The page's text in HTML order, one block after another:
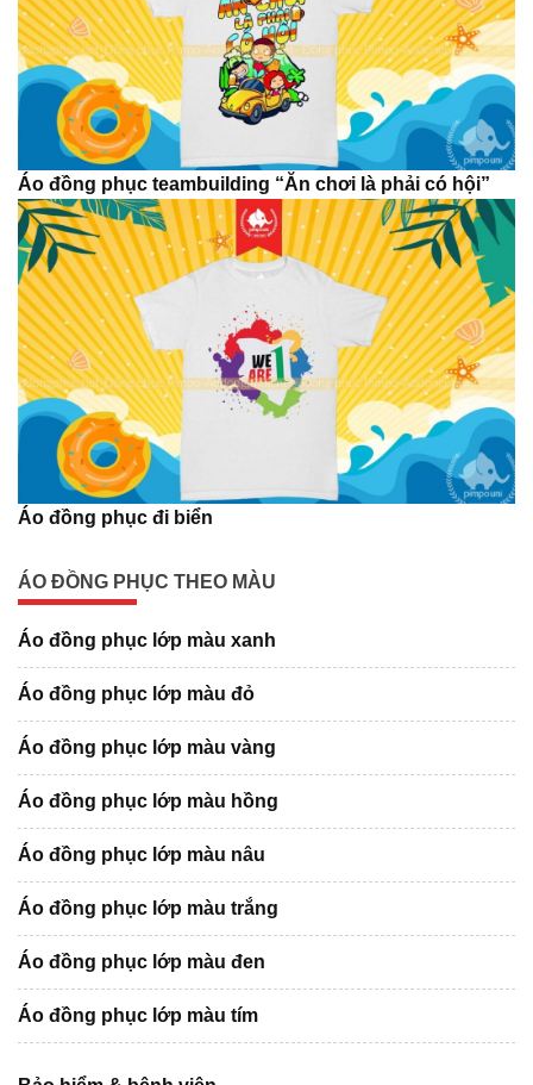
Áo đồng phục teambuilding “Ăn chơi là phải có hội”
Áo đồng phục đi biển
ÁO ĐỒNG PHỤC THEO MÀU
Áo đồng phục lớp màu xanh
Áo đồng phục lớp màu đỏ
Áo đồng phục lớp màu vàng
Áo đồng phục lớp màu hồng
Áo đồng phục lớp màu nâu
Áo đồng phục lớp màu trắng
Áo đồng phục lớp màu đen
Áo đồng phục lớp màu tím